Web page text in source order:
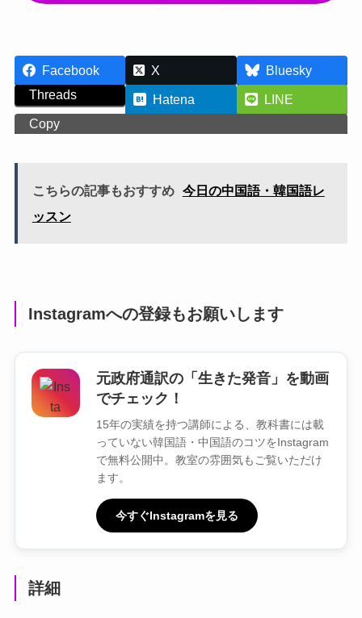
Facebook X
Bluesky
Threads
Hatena
LINE
Copy
こちらの記事もおすすめ 今日の中国語・韓国語レ
ッスン
Instagramへの登録もお願いします
元政府通訳の「生きた発音」を動画
でチェック！
15年の実績を持つ講師による、教科書には載
っていない韓国語・中国語のコツをInstagram
で無料公開中。教室の雰囲気もご覧いただけ
ます。
今すぐInstagramを見る
詳細